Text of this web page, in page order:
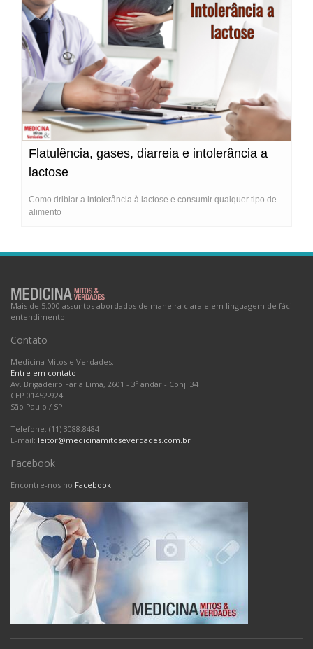
Flatulência, gases, diarreia e intolerância a
lactose
Como driblar a intolerância à lactose e consumir qualquer tipo de
alimento
Mais de 5.000 assuntos abordados de maneira clara e em linguagem de fácil
entendimento.
Contato
Medicina Mitos e Verdades.
Entre em contato
Av. Brigadeiro Faria Lima, 2601 - 3º andar - Conj. 34
CEP 01452-924
São Paulo / SP
Telefone: (11) 3088.8484
E-mail: leitor@medicinamitoseverdades.com.br
Facebook
Encontre-nos no Facebook